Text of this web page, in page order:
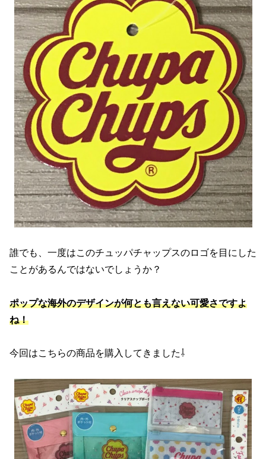
誰でも、一度はこのチュッパチャップスのロゴを目にした
ことがあるんではないでしょうか？
ポップな海外のデザインが何とも言えない可愛さですよ
ね！
今回はこちらの商品を購入してきました⇩